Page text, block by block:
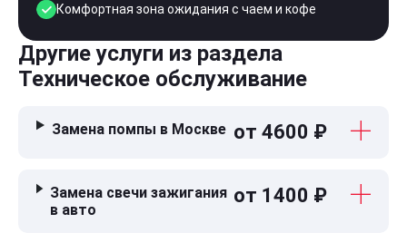
Комфортная зона ожидания с чаем и кофе
Другие услуги из раздела
Техническое обслуживание
Замена помпы в Москве от 4600 ₽
Замена свечи зажигания
в авто
от 1400 ₽